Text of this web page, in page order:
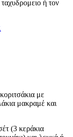
ή τον
με
μακραμέ και
(3 κεράκια